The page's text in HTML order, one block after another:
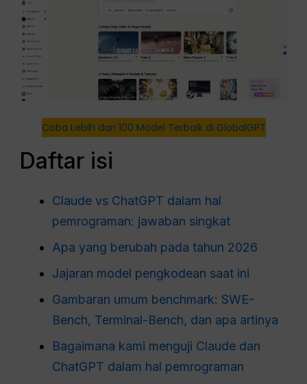
Coba Lebih dari 100 Model Terbaik di GlobalGPT
Daftar isi
Claude vs ChatGPT dalam hal
pemrograman: jawaban singkat
Apa yang berubah pada tahun 2026
Jajaran model pengkodean saat ini
Gambaran umum benchmark: SWE-
Bench, Terminal-Bench, dan apa artinya
Bagaimana kami menguji Claude dan
ChatGPT dalam hal pemrograman